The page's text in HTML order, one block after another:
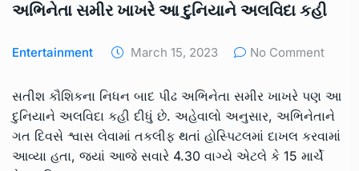
અભિનેતા સમીર ખાખરે આ દુનિયાને અલવિદા કહી
Entertainment March 15, 2023 No Comment
સતીશ કૌશિકના નિધન બાદ પીઢ અભિનેતા સમીર ખાખરે પણ આ
દુનિયાને અલવિદા કહી દીધું છે. અહેવાલો અનુસાર, અભિનેતાને
ગત દિવસે શ્વાસ લેવામાં તકલીફ થતાં હોસ્પિટલમાં દાખલ કરવામાં
આવ્યા હતા, જ્યાં આજે સવારે 4.30 વાગ્યે એટલે કે 15 માર્ચે